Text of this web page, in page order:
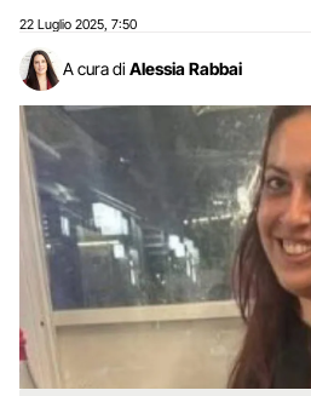
22 Luglio 2025 7:50
A cura di Alessia Rabbai